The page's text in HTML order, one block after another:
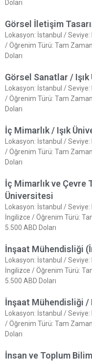
Doları
Görsel İletişim
Lokasyon: İstanbul /
/ Öğrenim Türü: Tam
Doları
Görsel Sanatlar /
Lokasyon: İstanbul /
/ Öğrenim Türü: Tam
Doları
İç Mimarlık / Işık
Lokasyon: İstanbul /
/ Öğrenim Türü: Tam
Doları
İç Mimarlık ve Çevre
Üniversitesi
Lokasyon: İstanbul /
İngilizce / Öğrenim Türü:
5.500 ABD Doları
İnşaat Mühendisliği
Lokasyon: İstanbul /
İngilizce / Öğrenim Türü:
5.500 ABD Doları
İnşaat Mühendisliği /
Lokasyon: İstanbul /
/ Öğrenim Türü: Tam
Doları
İnsan ve Toplum